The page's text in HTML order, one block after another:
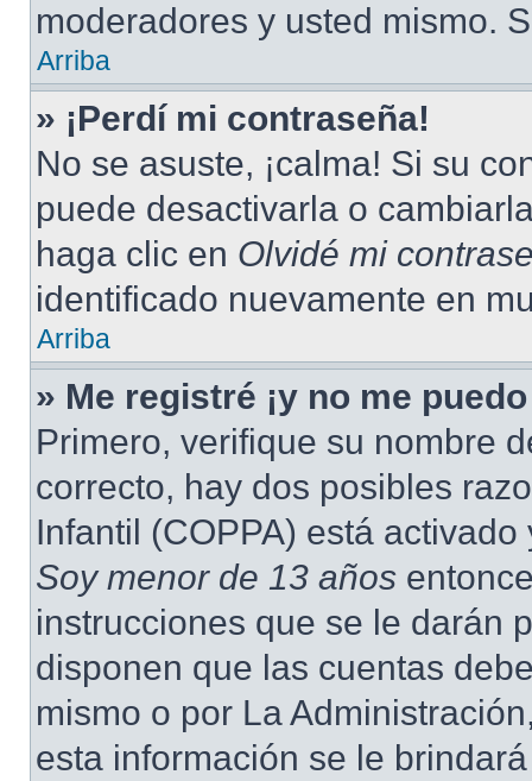
moderadores y usted mismo.
Arriba
» ¡Perdí mi contraseña!
No se asuste, ¡calma! Si su
puede desactivarla o
haga clic en Olvidé mi
identificado nuevamente en
Arriba
» Me registré ¡y no me
Primero, verifique su nombre
correcto, hay dos posibles
Infantil (COPPA) está
Soy menor de 13 años
instrucciones que se le darán
disponen que las cuentas
mismo o por La
esta información se le